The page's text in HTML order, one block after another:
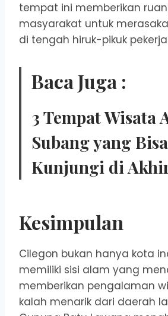
tempat ini memberikan
masyarakat untuk
di tengah hiruk-pikuk
Baca Juga :
3 Tempat Wisata
Subang yang
Kunjungi di
Kesimpulan
Cilegon bukan hanya kota
memiliki sisi alam yang
memberikan pengalaman
kalah menarik dari daerah